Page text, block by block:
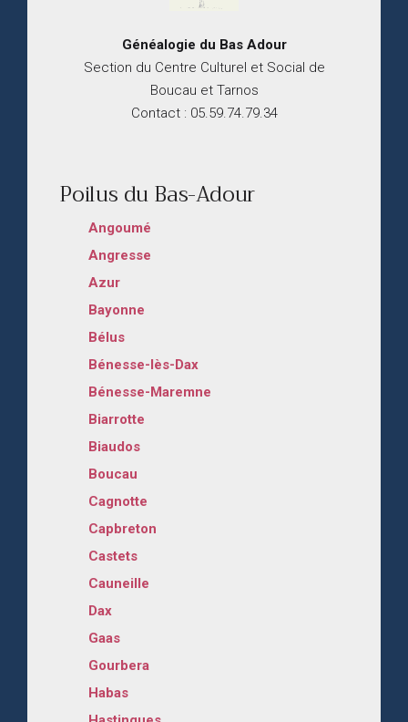
Généalogie du BasAdour
Section du Centre Culturel et Social de
Boucau et Tarnos
Contact : 05.59.74.79.34
Poilus du Bas-Adour
Angoumé
Angresse
Azur
Bayonne
Bélus
Bénesse-lès-Dax
Bénesse-Maremne
Biarrotte
Biaudos
Boucau
Cagnotte
Capbreton
Castets
Cauneille
Dax
Gaas
Gourbera
Habas